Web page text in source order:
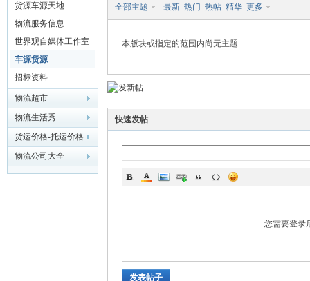
流
告
货源车源天地
物流服务信息
世界观自媒体工作室
车源货源
招标资料
物流超市
物流生活秀
货运价格-托运价格
物流公司大全
全部主题 最新 热门 热帖 精华 更多
本版块或指定的范围内尚无主题
快速发帖
您需要登录
发表帖子